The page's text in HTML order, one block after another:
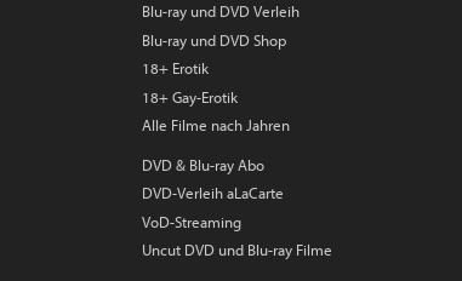
Blu-ray und DVD Verleih
Blu-ray und DVD Shop
18+ Erotik
18+ Gay-Erotik
Alle Filme nach Jahren
DVD & Blu-ray Abo
DVD-Verleih aLaCarte
VoD-Streaming
Uncut DVD und Blu-ray Filme